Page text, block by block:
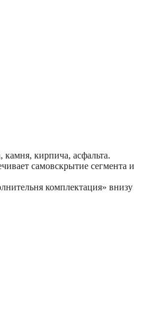
камня, кирпича, асфальта.
самовскрытие сегмента и
комплектация» внизу